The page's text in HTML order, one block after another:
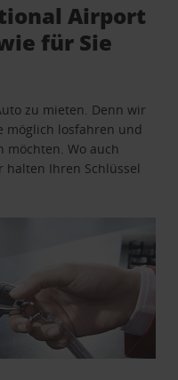
Airport
für Sie
zu mieten. Denn wir
möglich losfahren und
möchten. Wo auch
halten Ihren Schlüssel